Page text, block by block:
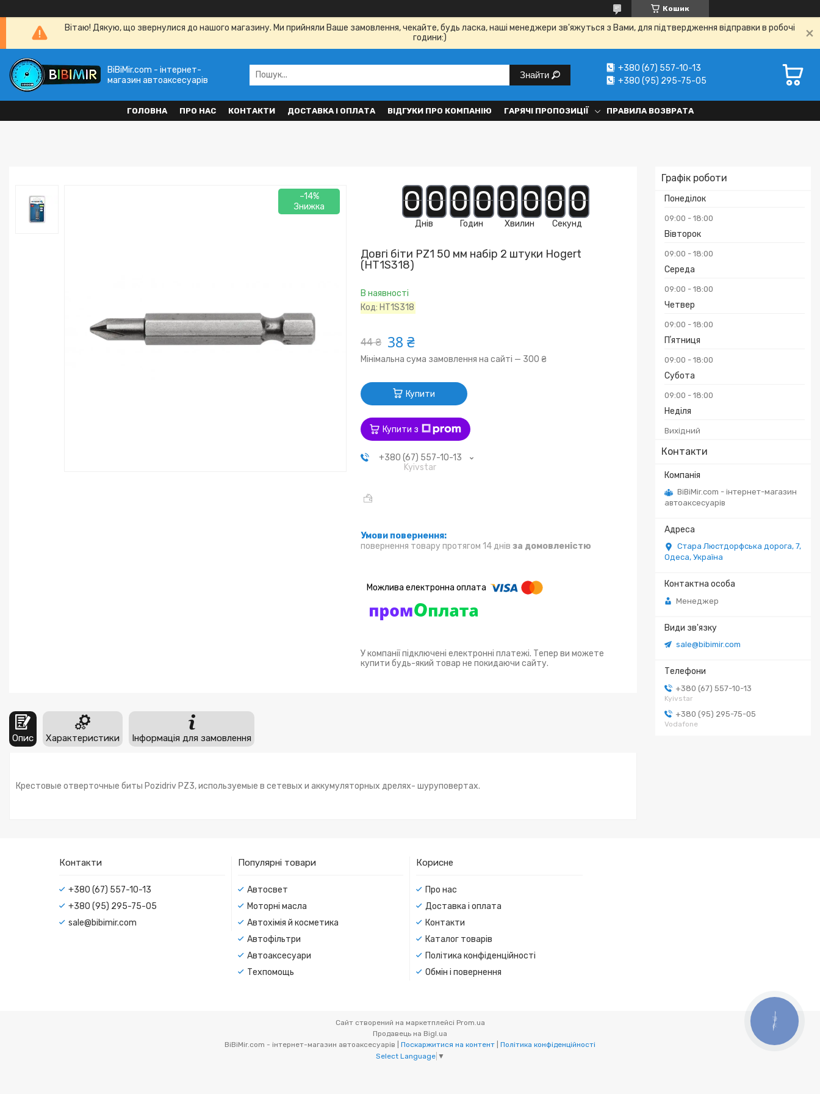
Кошик
Вітаю! Дякую, що звернулися до нашого магазину. Ми прийняли Ваше замовлення, чекайте, будь ласка, наші менеджери зв'яжуться з Вами, для підтвердження відправки в робочі
години:)
BiBiMir.com - інтернет-
магазин автоаксесуарів
Знайти
+380 (67) 557-10-13
+380 (95) 295-75-05
ГОЛОВНА ПРО НАС КОНТАКТИ ДОСТАВКА І ОПЛАТА ВІДГУКИ ПРО КОМПАНІЮ ГАРЯЧІ ПРОПОЗИЦІЇ ПРАВИЛА ВОЗВРАТА
Графік роботи
Понеділок
09:00 18:00
Вівторок
09:00 18:00
Середа
09:00 18:00
Четвер
09:00 18:00
Пʼятниця
09:00 18:00
Субота
09:00 18:00
Неділя
Вихідний
Контакти
BiBiMir.com - інтернет-магазин
автоаксесуарів
Стара Люстдорфська дорога, 7,
Одеса, Україна
Менеджер
sale@bibimir.com
+380 (67) 557-10-13
Kyivstar
+380 (95) 295-75-05
Vodafone
–14% 00
Днів
00
Годин
00
Хвилин
00
Секунд
Довгі біти PZ1 50 мм набір 2 штуки Hogert
(HT1S318)
В наявності
Код: HT1S318
44 ₴ 38 ₴
Мінімальна сума замовлення на сайті — 300 ₴
Купити
Купити з
+380 (67) 557-10-13
Kyivstar
повернення товару протягом 14 днів за домовленістю
У компанії підключені електронні платежі. Тепер ви можете
купити будь-який товар не покидаючи сайту.
Опис Характеристики Інформація для замовлення
Крестовые отверточные биты Pozidriv PZ3, используемые в сетевых и аккумуляторных дрелях- шуруповертах.
Контакти
+380 (67) 557-10-13
+380 (95) 295-75-05
sale@bibimir.com
Популярні товари
Автосвет
Моторні масла
Автохімія й косметика
Автофільтри
Автоаксесуари
Техпомощь
Корисне
Про нас
Доставка і оплата
Контакти
Каталог товарів
Політика конфіденційності
Обмін і повернення
Сайт створений на маркетплейсі Prom.ua
Продавець на Bigl.ua
Поскаржитися на контент
Політика конфіденційності
Select Language ▼
КНОПКА
ЗВ'ЯЗКУ